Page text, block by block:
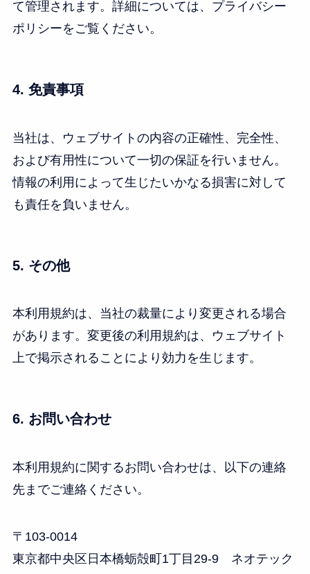
て管理されます。詳細については、プライバシー
ポリシーをご覧ください。
4. 免責事項
当社は、ウェブサイトの内容の正確性、完全性、
および有用性について一切の保証を行いません。
情報の利用によって生じたいかなる損害に対して
も責任を負いません。
5. その他
本利用規約は、当社の裁量により変更される場合
があります。変更後の利用規約は、ウェブサイト
上で掲示されることにより効力を生じます。
6. お問い合わせ
本利用規約に関するお問い合わせは、以下の連絡
先までご連絡ください。
〒103-0014
東京都中央区日本橋蛎殻町1丁目29‐9 ネオテック